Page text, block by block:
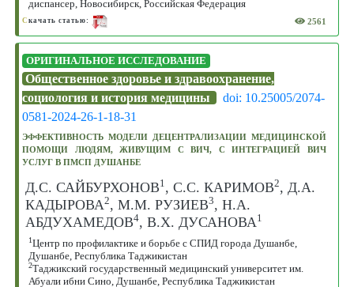
диспансер, Новосибирск, Российская Федерация
С качать статью: 2561
ОРИГИНАЛЬНОЕ ИССЛЕДОВАНИЕ
Общественное здоровье и здравоохранение,
социология и история медицины
doi: 10.25005/2074-
0581-2024-26-1-18-31
ЭФФЕКТИВНОСТЬ МОДЕЛИ ДЕЦЕНТРАЛИЗАЦИИ МЕДИЦИНСКОЙ
ПОМОЩИ ЛЮДЯМ, ЖИВУЩИМ С ВИЧ, С ИНТЕГРАЦИЕЙ ВИЧ
УСЛУГ В ПМСП ДУШАНБЕ
Д.С. САЙБУРХОНОВ1, С.С. КАРИМОВ2, Д.А.
КАДЫРОВА2, М.М. РУЗИЕВ3, Н.А.
АБДУХАМЕДОВ4, В.Х. ДУСАНОВА1
1Центр по профилактике и борьбе с СПИД города Душанбе,
Душанбе, Республика Таджикистан
2Таджикский государственный медицинский университет им.
Абуали ибни Сино, Душанбе, Республика Таджикистан